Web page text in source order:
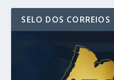
SELO DOS CORREIOS